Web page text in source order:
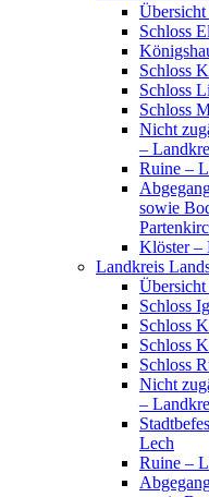
Schloss
Schloss
Schloss
Schloss
Nicht
–
Ruine –
sowie
Klöster –
Landkreis
Schloss
Schloss
Schloss
Schloss
Nicht
–
Lech
Ruine –